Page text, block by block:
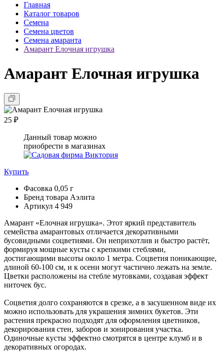
Главная
Каталог товаров
Семена
Семена цветов
Семена амаранта
Амарант Елочная игрушка
Амарант Елочная игрушка
25 ₽
Данный товар можно
приобрести в магазинах
Купить
Фасовка 0,05 г
Бренд товара Аэлита
Артикул 4 949
Амарант «Елочная игрушка». Этот яркий представитель
семейства амарантовых отличается декоративными
бусовидными соцветиями. Он неприхотлив и быстро растёт,
формируя мощные кусты с крепкими стеблями,
достигающими высоты около 1 метра. Соцветия поникающие,
длиной 60-100 см, и к осени могут частично лежать на земле.
Цветки расположены на стебле мутовками, создавая эффект
ниточек бус.
Соцветия долго сохраняются в срезке, а в засушенном виде их
можно использовать для украшения зимних букетов. Эти
растения прекрасно подходят для оформления цветников,
декорирования стен, заборов и зонирования участка.
Одиночные кусты эффектно смотрятся в центре клумб и в
декоративных огородах.